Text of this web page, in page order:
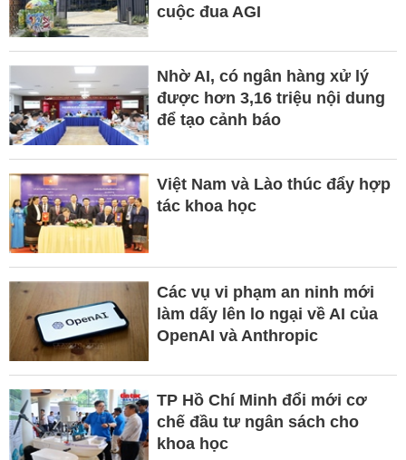
cuộc đua AGI
Nhờ AI, có ngân hàng xử lý
được hơn 3,16 triệu nội dung
để tạo cảnh báo
Việt Nam và Lào thúc đẩy hợp
tác khoa học
Các vụ vi phạm an ninh mới
làm dấy lên lo ngại về AI của
OpenAI và Anthropic
TP Hồ Chí Minh đổi mới cơ
chế đầu tư ngân sách cho
khoa học